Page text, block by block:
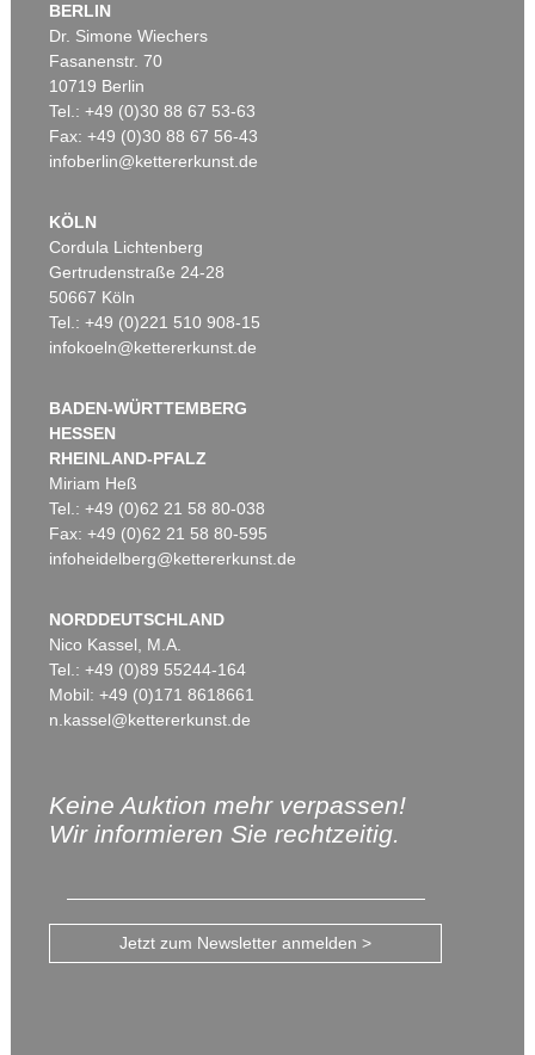
BERLIN
Dr. Simone Wiechers
Fasanenstr. 70
10719 Berlin
Tel.: +49 (0)30 88 67 53-63
Fax: +49 (0)30 88 67 56-43
infoberlin@kettererkunst.de
KÖLN
Cordula Lichtenberg
Gertrudenstraße 24-28
50667 Köln
Tel.: +49 (0)221 510 908-15
infokoeln@kettererkunst.de
BADEN-WÜRTTEMBERG
HESSEN
RHEINLAND-PFALZ
Miriam Heß
Tel.: +49 (0)62 21 58 80-038
Fax: +49 (0)62 21 58 80-595
infoheidelberg@kettererkunst.de
NORDDEUTSCHLAND
Nico Kassel, M.A.
Tel.: +49 (0)89 55244-164
Mobil: +49 (0)171 8618661
n.kassel@kettererkunst.de
Keine Auktion mehr verpassen!
Wir informieren Sie rechtzeitig.
Jetzt zum Newsletter anmelden >